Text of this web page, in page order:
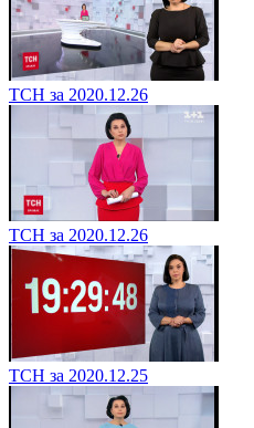
ТСН за 2020.12.26
ТСН за 2020.12.26
ТСН за 2020.12.25